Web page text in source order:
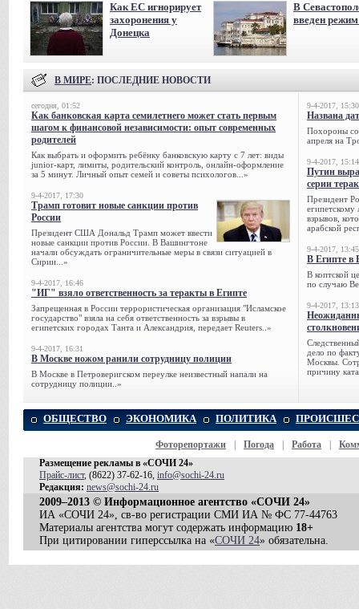
Как ЕС игнорирует
захоронения у
Донецка
В
введен
В МИРЕ: ПОСЛЕДНИЕ НОВОСТИ
сегодня, 01:52
Как банковская карта семилетнего может стать первым
шагом к финансовой независимости: опыт современных
родителей
Как выбрать и оформить ребёнку банковскую карту с 7 лет: виды
junior-карт, лимиты, родительский контроль, онлайн-оформление
за 5 минут. Личный опыт семей и советы психологов...»
9-4-2017, 17:30
Трамп готовит новые санкции против
России
Президент США Дональд Трамп может ввести
новые санкции против России. В Вашингтоне
начали обсуждать ограничительные меры в связи ситуацией в
Сирии...»
9-4-2017, 16:46
"ИГ" взяло ответственность за теракты в Египте
Запрещенная в России террористическая организация "Исламское
государство" взяла на себя ответственность за взрывы в
египетских городах Танта и Александрия, передает Reuters..»
9-4-2017, 16:31
В Москве ножом ранили сотрудницу полиции
В Москве в Петроверигском переулке неизвестный напали на
сотрудницу полиции..»
9-4-2017, 15:30
Названа
Похороны
апреля на
9-4-2017, 15:14
Путин
серии
Президент
египетскому
взрывов,
арабской
9-4-2017, 13:45
В Египте в
В коптской
по случаю
9-4-2017, 13:13
дело по
Москвы.
причину
ОБЩЕСТВО ЭКОНОМИКА ПОЛИТИКА
Фоторепортажи Погода Работа
Размещение рекламы в «СОЧИ 24»
Прайс-лист, (8622) 37-62-16, info@sochi-24.ru
Редакция: news@sochi-24.ru
2009–2013 © Информационное агентство «СОЧИ 24»
ИА «СОЧИ 24», св-во регистрации СМИ ИА № ФС 77-44763
Материалы агентства могут содержать информацию 18+
При цитировании гиперссылка на «СОЧИ 24» обязательна.